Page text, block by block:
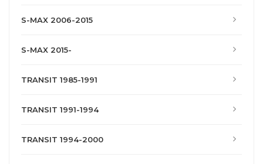
S-MAX 2006-2015
S-MAX 2015-
TRANSIT 1985-1991
TRANSIT 1991-1994
TRANSIT 1994-2000